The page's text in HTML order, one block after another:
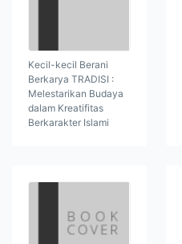
Kecil-kecil Berani
Berkarya TRADISI :
Melestarikan Budaya
dalam Kreatifitas
Berkarakter Islami